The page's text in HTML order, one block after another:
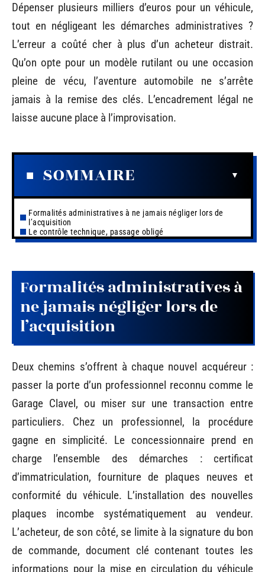
Dépenser plusieurs milliers d’euros pour un véhicule,
tout en négligeant les démarches administratives ?
L’erreur a coûté cher à plus d’un acheteur distrait.
Qu’on opte pour un modèle rutilant ou une occasion
pleine de vécu, l’aventure automobile ne s’arrête
jamais à la remise des clés. L’encadrement légal ne
laisse aucune place à l’improvisation.
SOMMAIRE
Formalités administratives à ne jamais négliger lors de
l’acquisition
Le contrôle technique, passage obligé
Formalités administratives à
ne jamais négliger lors de
l’acquisition
Deux chemins s’offrent à chaque nouvel acquéreur :
passer la porte d’un professionnel reconnu comme le
Garage Clavel, ou miser sur une transaction entre
particuliers. Chez un professionnel, la procédure
gagne en simplicité. Le concessionnaire prend en
charge l’ensemble des démarches : certificat
d’immatriculation, fourniture de plaques neuves et
conformité du véhicule. L’installation des nouvelles
plaques incombe systématiquement au vendeur.
L’acheteur, de son côté, se limite à la signature du bon
de commande, document clé contenant toutes les
informations pour la mise en circulation du véhicule